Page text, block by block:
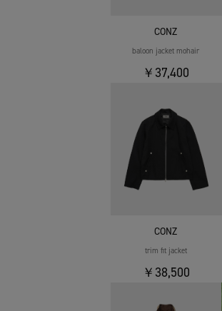
CONZ
baloon jacket mohair
￥37,400
CONZ
trim fit jacket
￥38,500